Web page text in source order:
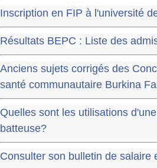
Inscription en FIP à l'université
Résultats BEPC : Liste des
Anciens sujets corrigés des
santé communautaire Burkina
Quelles sont les utilisations
batteuse?
Consulter son bulletin de salaire